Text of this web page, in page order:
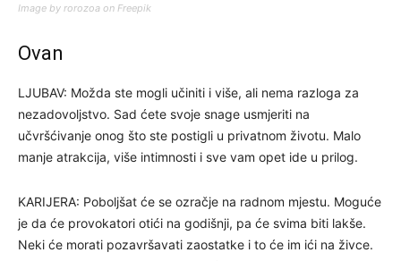
Image by rorozoa on Freepik
Ovan
LJUBAV: Možda ste mogli učiniti i više, ali nema razloga za
nezadovoljstvo. Sad ćete svoje snage usmjeriti na
učvršćivanje onog što ste postigli u privatnom životu. Malo
manje atrakcija, više intimnosti i sve vam opet ide u prilog.
KARIJERA: Poboljšat će se ozračje na radnom mjestu. Moguće
je da će provokatori otići na godišnji, pa će svima biti lakše.
Neki će morati pozavršavati zaostatke i to će im ići na živce.